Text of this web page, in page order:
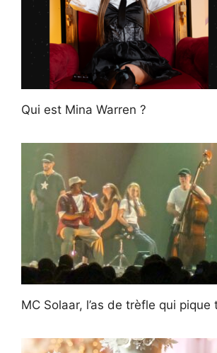
Qui est Mina Warren ?
MC Solaar, l’as de trèfle qui